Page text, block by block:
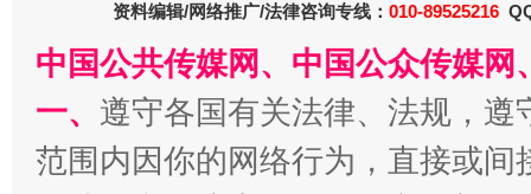
资料编辑/网络推广/法律咨询专线： 010-89525216
中国公共传媒网、中国公众传媒
一、 遵守各国有关法律、法规，
范围内因你的网络行为，直接或